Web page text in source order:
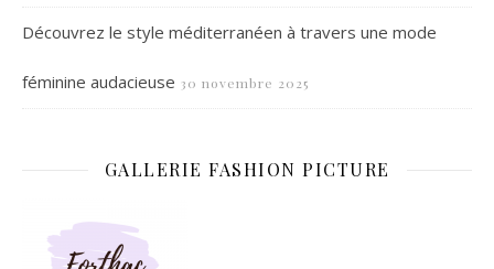
Découvrez le style méditerranéen à travers une mode
féminine audacieuse 30 novembre 2025
GALLERIE FASHION PICTURE